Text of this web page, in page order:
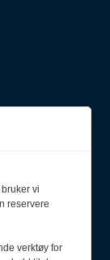
vi
reservere
verktøy for